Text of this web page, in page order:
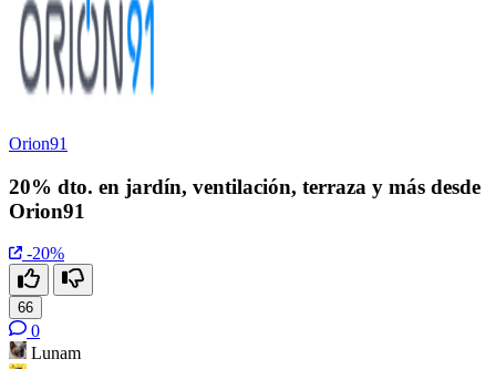
Orion91
20% dto. en jardín, ventilación, terraza y más desde
Orion91
-20%
66
0
Lunam